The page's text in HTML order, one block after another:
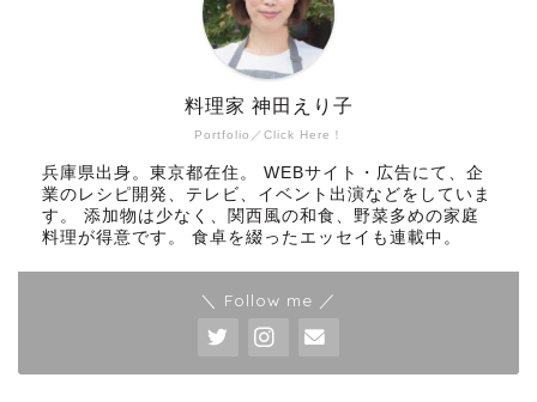
Portfolio／Click Here！
料理家 神田えり子
兵庫県出身。東京都在住。 WEBサイト・広告にて、企
業のレシピ開発、テレビ、イベント出演などをしていま
す。 添加物は少なく、関西風の和食、野菜多めの家庭
料理が得意です。 食卓を綴ったエッセイも連載中。
＼ Follow me ／